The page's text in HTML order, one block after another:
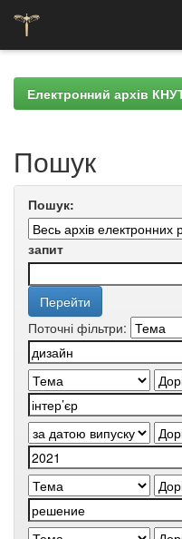
navigationЕлектронний архів
Пошук
Пошук:
запит
Поточні фільтри: